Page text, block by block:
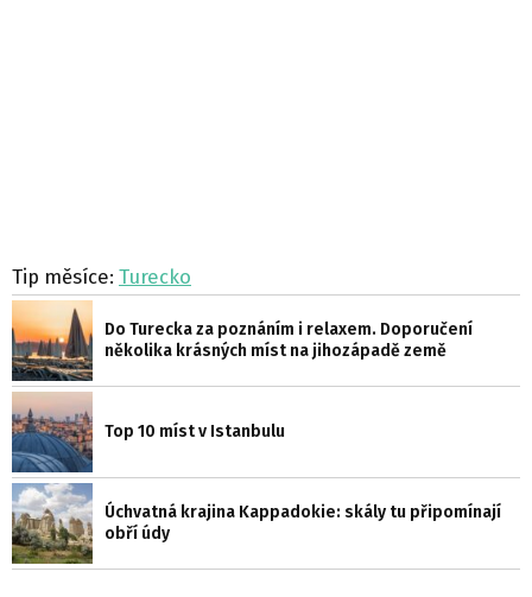
Tip měsíce: Turecko
Do Turecka za poznáním i relaxem. Doporučení
několika krásných míst na jihozápadě země
Top 10 míst v Istanbulu
Úchvatná krajina Kappadokie: skály tu připomínají
obří údy